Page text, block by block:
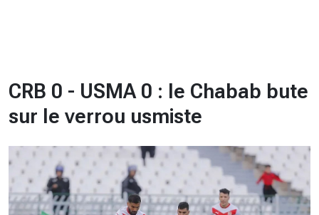
CRB 0 - USMA 0 : le Chabab bute
sur le verrou usmiste